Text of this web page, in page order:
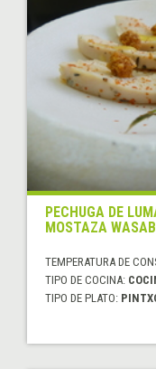
PECHUGA DE
MOSTAZA
TEMPERATURA DE
TIPO DE COCINA:
TIPO DE PLATO: